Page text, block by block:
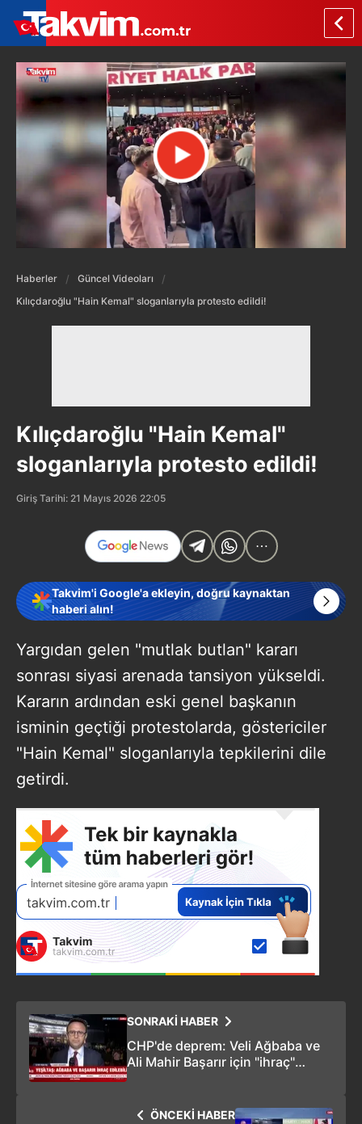
Haberler
Güncel Videoları
Kılıçdaroğlu "Hain Kemal" sloganlarıyla protesto edildi!
Kılıçdaroğlu "Hain Kemal"
sloganlarıyla protesto edildi!
Giriş Tarihi: 21 Mayıs 2026 22:05
Takvim'i Google'a ekleyin, doğru kaynaktan
haberi alın!
Yargıdan gelen "mutlak butlan" kararı
sonrası siyasi arenada tansiyon yükseldi.
Kararın ardından eski genel başkanın
isminin geçtiği protestolarda, göstericiler
"Hain Kemal" sloganlarıyla tepkilerini dile
getirdi.
SONRAKİ HABER
CHP'de deprem: Veli Ağbaba ve
Ali Mahir Başarır için "ihraç"
ÖNCEKİ HABER